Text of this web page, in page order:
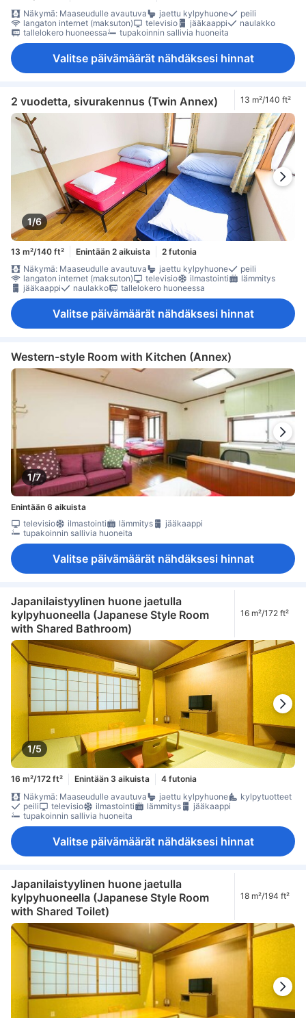
Näkymä: Maaseudulle avautuva
jaettu kylpyhuone
peili
langaton internet (maksuton)
televisio jääkaappi
naulakko
tallelokero huoneessa
tupakoinnin sallivia huoneita
Valitse päivämäärät nähdäksesi hinnat
2 vuodetta, sivurakennus (Twin Annex) 13 m²/140 ft²
1/6
13 m²/140 ft² Enintään 2 aikuista
2 futonia
Näkymä: Maaseudulle avautuva
jaettu kylpyhuone
peili
langaton internet (maksuton)
televisio ilmastointi
lämmitys
jääkaappi
naulakko tallelokero huoneessa
Valitse päivämäärät nähdäksesi hinnat
Western-style Room with Kitchen (Annex)
1/7
Enintään 6 aikuista
televisio
ilmastointi lämmitys
jääkaappi
tupakoinnin sallivia huoneita
Valitse päivämäärät nähdäksesi hinnat
Japanilaistyylinen huone jaetulla
kylpyhuoneella (Japanese Style Room
with Shared Bathroom)
16 m²/172 ft²
1/5
16 m²/172 ft² Enintään 3 aikuista
4 futonia
Näkymä: Maaseudulle avautuva
jaettu kylpyhuone
kylpytuotteet
peili
televisio ilmastointi lämmitys
jääkaappi
tupakoinnin sallivia huoneita
Valitse päivämäärät nähdäksesi hinnat
Japanilaistyylinen huone jaetulla
kylpyhuoneella (Japanese Style Room
with Shared Toilet)
18 m²/194 ft²